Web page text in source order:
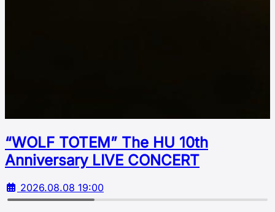
“WOLF TOTEM” The HU 10th
Аnniversary LIVE CONCERT
2026.08.08 19:00